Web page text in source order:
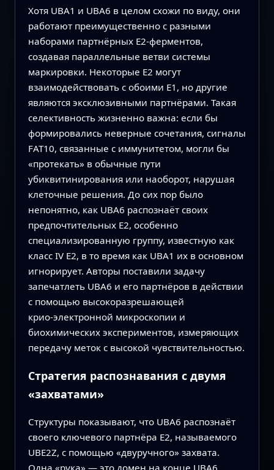
Хотя UBA1 и UBA6 в целом схожи по виду, они
работают преимущественно с разными
наборами партнёрных E2‑ферментов,
создавая параллельные ветви системы
маркировки. Некоторые E2 могут
взаимодействовать с обоими E1, но другие
являются эксклюзивными партнёрами. Такая
селективность жизненно важна: если бы
формировались неверные сочетания, сигналы
FAT10, связанные с иммунитетом, могли бы
«протекать» в обычные пути
убиквитинирования или наоборот, нарушая
клеточные решения. До сих пор было
непонятно, как UBA6 распознаёт своих
предпочтительных E2, особенно
специализированную группу, известную как
класс IV E2, в то время как UBA1 их в основном
игнорирует. Авторы поставили задачу
запечатлеть UBA6 и его партнёров в действии
с помощью высокоразрешающей
крио‑электронной микроскопии и
биохимических экспериментов, измеряющих
передачу меток с высокой чувствительностью.
Стратегия распознавания с двумя
«захватами»
Структуры показывают, что UBA6 распознаёт
своего ключевого партнёра E2, называемого
UBE2Z, с помощью «двуручного» захвата.